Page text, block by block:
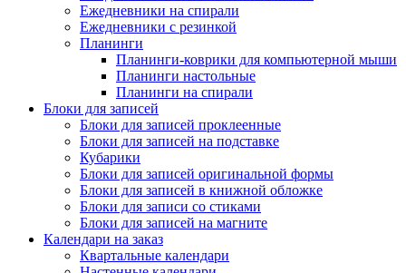
Ежедневники на спирали
Ежедневники с резинкой
Планинги
Планинги-коврики для компьютерной мыши
Планинги настольные
Планинги на спирали
Блоки для записей
Блоки для записей проклеенные
Блоки для записей на подставке
Кубарики
Блоки для записей оригинальной формы
Блоки для записей в книжной обложке
Блоки для записи со стиками
Блоки для записей на магните
Календари на заказ
Квартальные календари